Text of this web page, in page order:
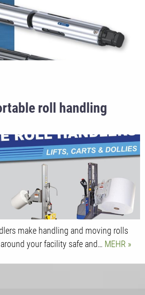
roll handling
make handling and moving rolls
your facility safe and… MEHR